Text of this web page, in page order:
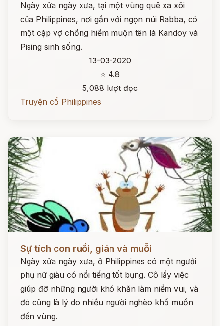
Ngày xửa ngày xưa, tại một vùng quê xa xôi
của Philippines, nơi gần với ngọn núi Rabba, có
một cặp vợ chồng hiếm muộn tên là Kandoy và
Pising sinh sống.
13-03-2020
⭐ 4.8
5,088 lượt đọc
Truyện cổ Philippines
Sự tích con ruồi, gián và muỗi
Ngày xửa ngày xưa, ở Philippines có một người
phụ nữ giàu có nổi tiếng tốt bụng. Cô lấy việc
giúp đỡ những người khó khăn làm niềm vui, và
đó cũng là lý do nhiều người nghèo khổ muốn
đến vùng.